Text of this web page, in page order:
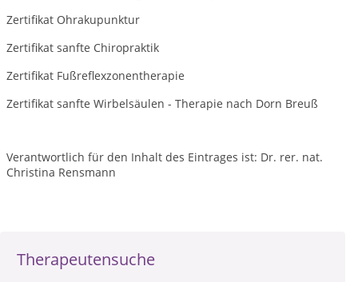
Therapeutensuche
Zertifikat Ohrakupunktur
Zertifikat sanfte Chiropraktik
Zertifikat Fußreflexzonentherapie
Zertifikat sanfte Wirbelsäulen - Therapie nach Dorn Breuß
Verantwortlich für den Inhalt des Eintrages ist: Dr. rer. nat.
Christina Rensmann